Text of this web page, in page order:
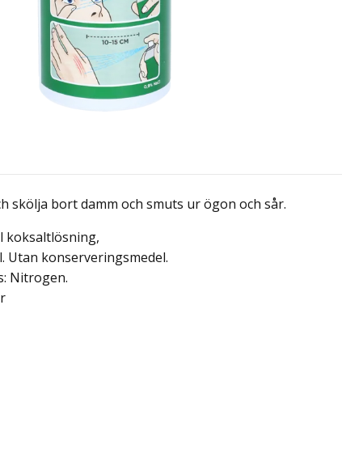
skölja bort damm och smuts ur ögon och sår.
koksaltlösning,
Utan konserveringsmedel.
Nitrogen.